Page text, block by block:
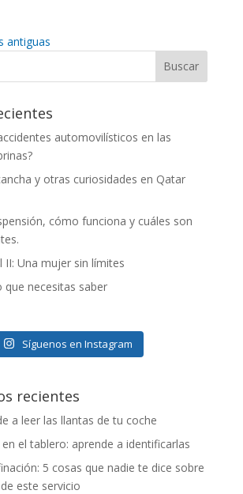
antiguas
automovilísticos en las
y otras curiosidades en Qatar
cómo funciona y cuáles son
II: Una mujer sin límites
que necesitas saber
Síguenos en Instagram
recientes
a leer las llantas de tu coche
en el tablero: aprende a identificarlas
5 cosas que nadie te dice sobre
este servicio